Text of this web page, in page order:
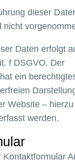
dieser
nicht
Daten erfolgt
f DSGVO. Der
ein
Website –
werden.